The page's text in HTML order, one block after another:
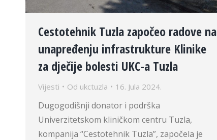
Cestotehnik Tuzla započeo radove na
unapređenju infrastrukture Klinike
za dječije bolesti UKC-a Tuzla
Vijesti Od ukctuzla 16. Jula 2024.
Dugogodišnji donator i podrška
Univerzitetskom kliničkom centru Tuzla,
kompanija “Cestotehnik Tuzla”, započela je